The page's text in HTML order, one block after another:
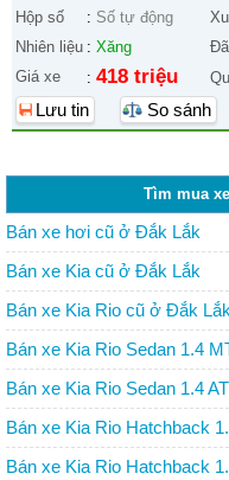
Hộp số : Số tự động
Nhiên liệu : Xăng
Giá xe
: 418 triệu
Lưu tin So sánh
Tìm mua
Bán xe hơi cũ ở Đắk Lắk
Bán xe Kia cũ ở Đắk Lắk
Bán xe Kia Rio cũ ở Đắk Lắk
Bán xe Kia Rio Sedan 1.4
Bán xe Kia Rio Sedan 1.4
Bán xe Kia Rio Hatchback
Bán xe Kia Rio Hatchback